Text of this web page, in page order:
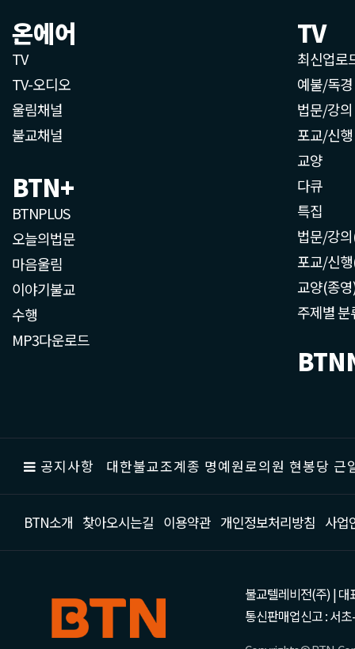
온에어
TV
TV-오디오
울림채널
불교채널
BTN+
BTNPLUS
오늘의법문
마음울림
이야기불교
수행
MP3다운로드
TV
최신업로
예불/독경
법문/강의
포교/신행
교양
다큐
특집
법문/강
포교/신
교양(종
주제별 분
공지사항 대한불교조계종 명예원로의원 현봉당
BTN소개 찾아오시는길 이용약관 개인정보처리방침 사업
불교텔레비전(주) | 대
통신판매업신고 : 서